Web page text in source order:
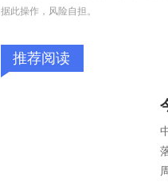
据此操作，风险自担。
推荐阅读